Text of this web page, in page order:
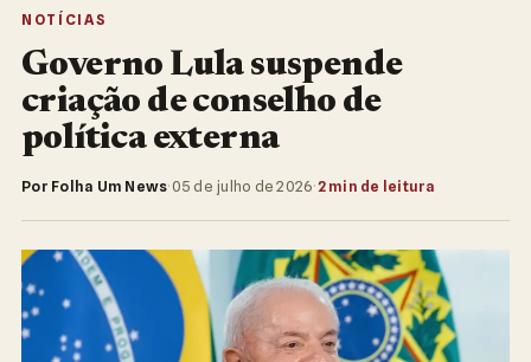
NOTÍCIAS
Governo Lula suspende
criação de conselho de
política externa
Por Folha Um News·05 de julho de 2026·2 min de leitura